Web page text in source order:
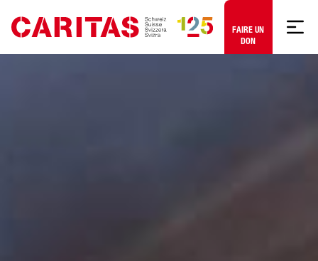
Aller au contenu
FAIRE UN
DON